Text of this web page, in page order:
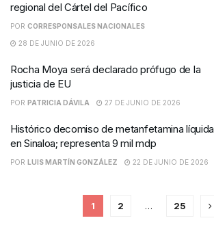
regional del Cártel del Pacífico
POR CORRESPONSALES NACIONALES
28 DE JUNIO DE 2026
Rocha Moya será declarado prófugo de la
justicia de EU
POR PATRICIA DÁVILA 27 DE JUNIO DE 2026
Histórico decomiso de metanfetamina líquida
en Sinaloa; representa 9 mil mdp
POR LUIS MARTÍN GONZÁLEZ 22 DE JUNIO DE 2026
1 2 … 25